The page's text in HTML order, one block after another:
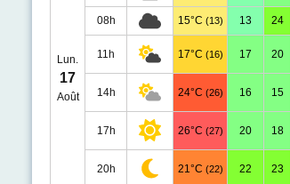
Lun.
17
Août
08h 15°C (13) 13 24
11h 17°C (16) 17 20
14h 24°C (26) 16 15
17h 26°C (27) 20 18
20h 21°C (22) 22 23